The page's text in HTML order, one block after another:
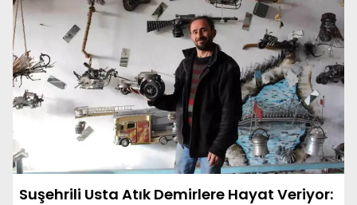
Suşehrili Usta Atık Demirlere Hayat Veriyor: